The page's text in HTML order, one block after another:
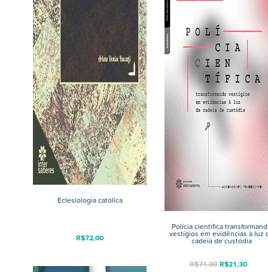
Eclesiologia católica
R$72,00
Polícia científica
vestígios em evidências à luz
cadeia de custódia
R$71,00 R$21,30